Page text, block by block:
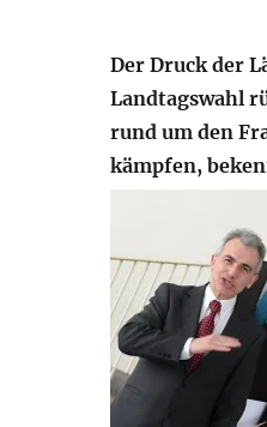
Der Druck der
Landtagswahl
rund um den
kämpfen,